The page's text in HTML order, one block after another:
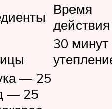
Время
30 минут
— 25
— 25